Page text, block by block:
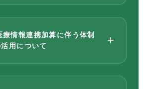
療情報連携加算に伴う体制
用について
+